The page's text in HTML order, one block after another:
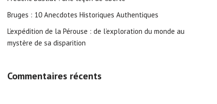
Bruges : 10 Anecdotes Historiques Authentiques
L’expédition de la Pérouse : de l’exploration du monde au
mystère de sa disparition
Commentaires récents